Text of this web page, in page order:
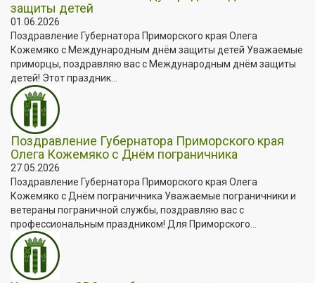
защиты детей
01.06.2026
Поздравление Губернатора Приморского края Олега
Кожемяко с Международным днём защиты детей Уважаемые
приморцы, поздравляю вас с Международным днём защиты
детей! Этот праздник...
Поздравление Губернатора Приморского края
Олега Кожемяко с Днём пограничника
27.05.2026
Поздравление Губернатора Приморского края Олега
Кожемяко с Днём пограничника Уважаемые пограничники и
ветераны пограничной службы, поздравляю вас с
профессиональным праздником! Для Приморского...